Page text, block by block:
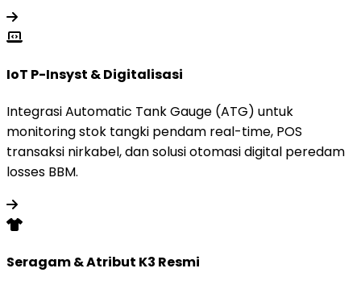
IoT P-Insyst & Digitalisasi
Integrasi Automatic Tank Gauge (ATG) untuk
monitoring stok tangki pendam real-time, POS
transaksi nirkabel, dan solusi otomasi digital peredam
losses BBM.
Seragam & Atribut K3 Resmi